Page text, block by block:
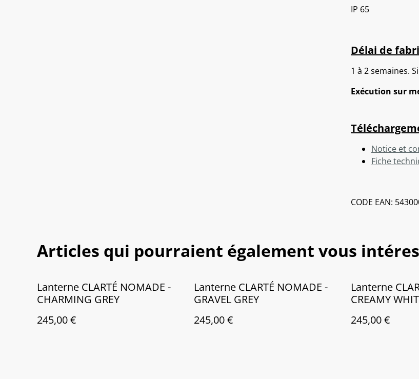
IP 65
Délai de
1 à 2 semaines.
Exécution sur
Notice et
Fiche
CODE EAN:
Articles qui pourraient également vous
Lanterne CLARTÉ NOMADE -
CHARMING GREY
245,00 €
Lanterne CLARTÉ NOMADE -
GRAVEL GREY
245,00 €
Lanterne
CREAMY
245,00 €